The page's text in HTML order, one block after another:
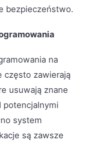
bezpieczeństwo.
na
często zawierają
usuwają znane
potencjalnymi
system
są zawsze